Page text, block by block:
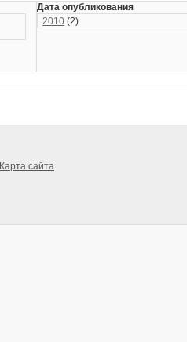
Дата опубликования
2010 (2)
Карта сайта